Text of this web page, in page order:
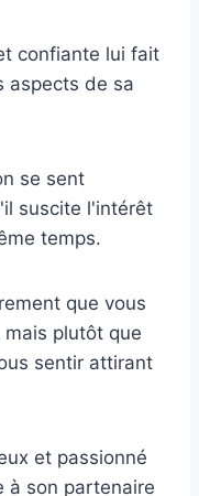
confiante lui fait
aspects de sa
se sent
suscite l'intérêt
temps.
que vous
mais plutôt que
sentir attirant
et passionné
à son partenaire